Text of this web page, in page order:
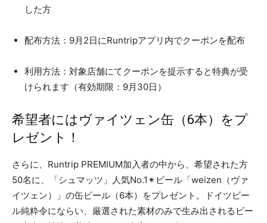
した方
配布方法：9月2日にRuntripアプリ内でクーポンを配布
利用方法：対象店舗にてクーポンを提示すると特典が受
けられます（有効期限：9月30日）
希望者にはヴァイツェン缶（6本）をプ
レゼント！
さらに、Runtrip PREMIUM加入者の中から、希望された方
50名に、「シュマッツ」人気No.1✴︎ビール「weizen（ヴァ
イツェン）」の缶ビール（6本）をプレゼント。ドイツビー
ル純粋令にならい、厳選された素材のみで生み出されるビー